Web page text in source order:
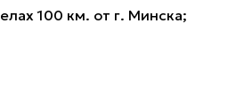
100 км. от г. Минска;